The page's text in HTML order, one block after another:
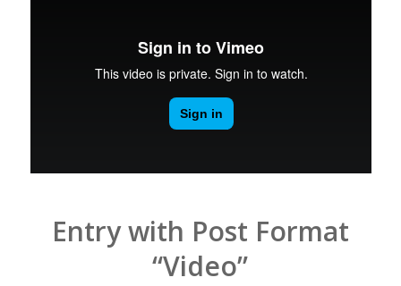
Entry with Post Format
“Video”